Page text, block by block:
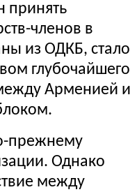
принять
членов в
из ОДКБ, стало
глубочайшего
Арменией и
прежнему
Однако
между